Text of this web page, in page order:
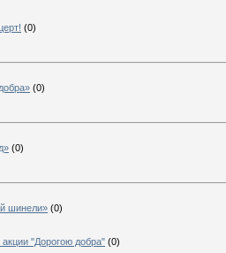
(0)
(0)
(0)
шинели» (0)
"Дорогою добра" (0)